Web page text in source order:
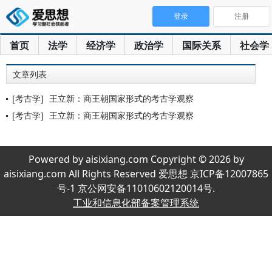
首页 法学 经济学 政治学 国际关系 社会学
登录 注册
文章列表
[考古学] 王立新：商王朝国家形式的考古学观察
[考古学] 王立新：商王朝国家形式的考古学观察
Powered by aisixiang.com Copyright © 2026 by
aisixiang.com All Rights Reserved 爱思想 京ICP备12007865
号-1 京公网安备11010602120014号.
工业和信息化部备案管理系统